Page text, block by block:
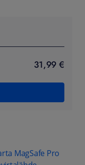
31,99 €
MagSafe Pro